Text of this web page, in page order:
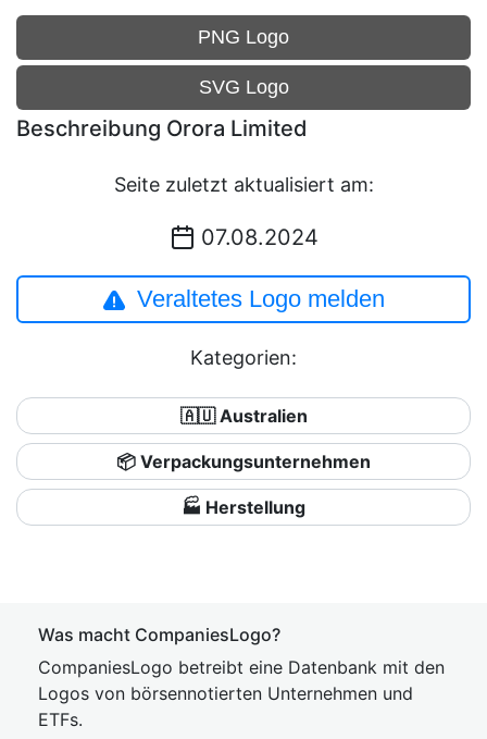
PNG Logo
SVG Logo
Beschreibung Orora Limited
Seite zuletzt aktualisiert am:
07.08.2024
Veraltetes Logo melden
Kategorien:
🇦🇺 Australien
📦 Verpackungsunternehmen
🏭 Herstellung
Was macht CompaniesLogo?
CompaniesLogo betreibt eine Datenbank mit den
Logos von börsennotierten Unternehmen und
ETFs.